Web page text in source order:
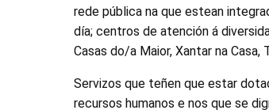
rede pública na que estean
día; centros de atención á
Casas do/a Maior, Xantar na Casa,
Servizos que teñen que estar
recursos humanos e nos que se